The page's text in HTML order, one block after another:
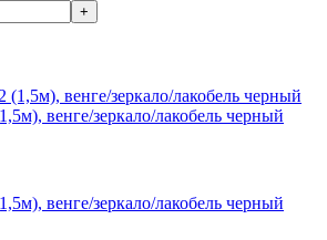
+
венге/зеркало/лакобель черный
венге/зеркало/лакобель черный